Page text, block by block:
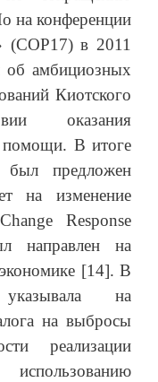
на конференции
(COP17) в 2011
об амбициозных
Киотского
оказания
помощи. В итоге
предложен
на изменение
Response
направлен на
[14]. В
на
на выбросы
реализации